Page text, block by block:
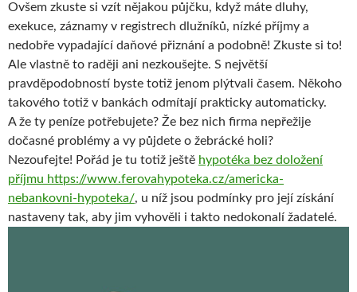
Ovšem zkuste si vzít nějakou půjčku, když máte dluhy,
exekuce, záznamy v registrech dlužníků, nízké příjmy a
nedobře vypadající daňové přiznání a podobně! Zkuste si to!
Ale vlastně to raději ani nezkoušejte. S největší
pravděpodobností byste totiž jenom plýtvali časem. Někoho
takového totiž v bankách odmítají prakticky automaticky.
A že ty peníze potřebujete? Že bez nich firma nepřežije
dočasné problémy a vy půjdete o žebrácké holi?
Nezoufejte! Pořád je tu totiž ještě hypotéka bez doložení
příjmu https://www.ferovahypoteka.cz/americka-
nebankovni-hypoteka/, u níž jsou podmínky pro její získání
nastaveny tak, aby jim vyhověli i takto nedokonalí žadatelé.